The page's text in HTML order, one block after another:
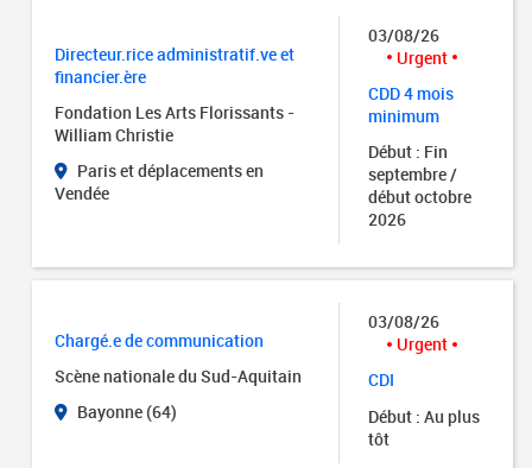
Directeur.rice administratif.ve et
financier.ère
Fondation Les Arts Florissants -
William Christie
Paris et déplacements en
Vendée
03/08/26
Urgent
CDD 4 mois
minimum
Début : Fin
septembre /
début octobre
2026
Chargé.e de communication
Scène nationale du Sud-Aquitain
Bayonne (64)
03/08/26
Urgent
CDI
Début : Au plus
tôt